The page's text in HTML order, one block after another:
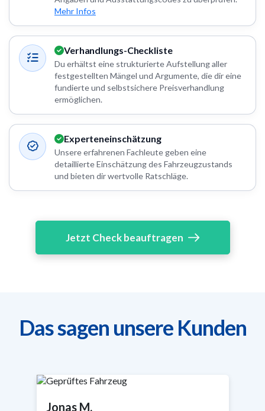
Mehr Infos
Verhandlungs-Checkliste
Du erhältst eine strukturierte Aufstellung aller
festgestellten Mängel und Argumente, die dir eine
fundierte und selbstsichere Preisverhandlung
ermöglichen.
Experteneinschätzung
Unsere erfahrenen Fachleute geben eine
detaillierte Einschätzung des Fahrzeugzustands
und bieten dir wertvolle Ratschläge.
Jetzt Check beauftragen
Das sagen unsere Kunden
Sabine R.